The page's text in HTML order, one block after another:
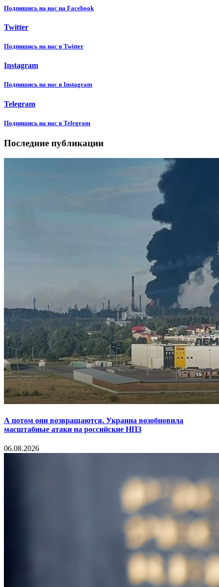
Подпишиcь на нас на Facebook
Twitter
Подпишиcь на нас в Twitter
Instagram
Подпишиcь на нас в Instagram
Telegram
Подпишиcь на нас в Telegram
Последние публикации
А потом они возвращаются. Украина возобновила
масштабные атаки на российские НПЗ
06.08.2026